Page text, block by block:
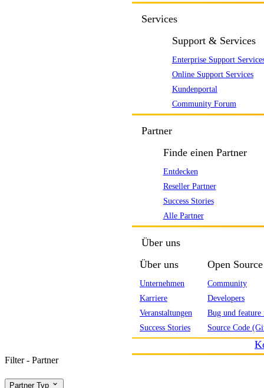
Services
Support & Services
Enterprise Support
Online Support Services
Kundenportal
Community Forum
Partner
Finde einen Partner
Entdecken
Reseller Partner
Success Stories
Alle Partner
Über uns
Über uns
Unternehmen
Karriere
Veranstaltungen
Success Stories
Open Source
Community
Developers
Bug und feature
Source Code
Filter - Partner
Partner Typ